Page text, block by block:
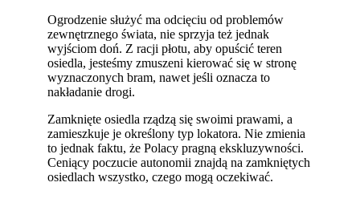
Ogrodzenie służyć ma odcięciu od problemów
zewnętrznego świata, nie sprzyja też jednak
wyjściom doń. Z racji płotu, aby opuścić teren
osiedla, jesteśmy zmuszeni kierować się w stronę
wyznaczonych bram, nawet jeśli oznacza to
nakładanie drogi.
Zamknięte osiedla rządzą się swoimi prawami, a
zamieszkuje je określony typ lokatora. Nie zmienia
to jednak faktu, że Polacy pragną ekskluzywności.
Ceniący poczucie autonomii znajdą na zamkniętych
osiedlach wszystko, czego mogą oczekiwać.